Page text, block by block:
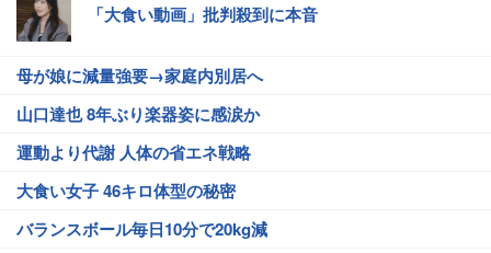
「大食い動画」批判殺到に本音
母が娘に減量強要→家庭内別居へ
山口達也 8年ぶり楽器姿に感涙か
運動より代謝 人体の省エネ戦略
大食い女子 46キロ体型の秘密
バランスボール毎日10分で20kg減